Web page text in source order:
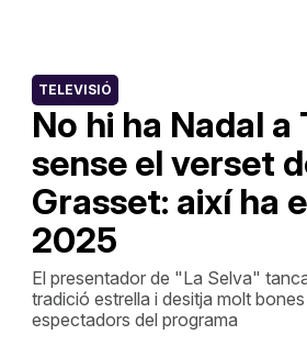
No hi ha Nadal a
sense el verset
Grasset: així ha
2025
TELEVISIÓ
El presentador de "La Selva"
tradició estrella i desitja molt
espectadors del programa